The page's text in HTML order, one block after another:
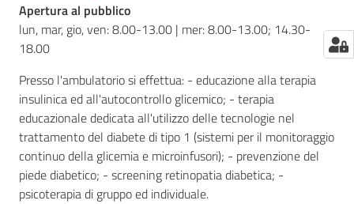
Apertura al pubblico
lun, mar, gio, ven: 8.00-13.00 | mer: 8.00-13.00; 14.30-
18.00
Presso l'ambulatorio si effettua: - educazione alla terapia
insulinica ed all'autocontrollo glicemico; - terapia
educazionale dedicata all'utilizzo delle tecnologie nel
trattamento del diabete di tipo 1 (sistemi per il monitoraggio
continuo della glicemia e microinfusori); - prevenzione del
piede diabetico; - screening retinopatia diabetica; -
psicoterapia di gruppo ed individuale.